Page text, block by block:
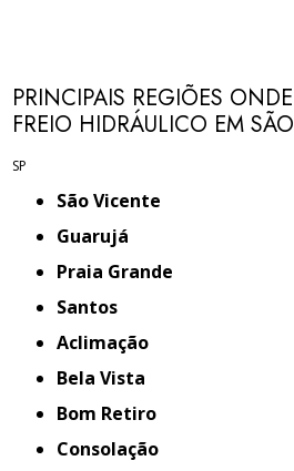
PRINCIPAIS REGIÕES
FREIO HIDRÁULICO EM
SP
São Vicente
Guarujá
Praia Grande
Santos
Aclimação
Bela Vista
Bom Retiro
Consolação